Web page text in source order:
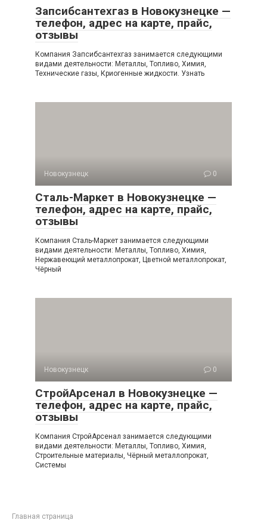
Запсибсантехгаз в Новокузнецке —
телефон, адрес на карте, прайс,
отзывы
Компания Запсибсантехгаз занимается следующими
видами деятельности: Металлы, Топливо, Химия,
Технические газы, Криогенные жидкости. Узнать
Новокузнецк 0
Сталь-Маркет в Новокузнецке —
телефон, адрес на карте, прайс,
отзывы
Компания Сталь-Маркет занимается следующими
видами деятельности: Металлы, Топливо, Химия,
Нержавеющий металлопрокат, Цветной металлопрокат,
Чёрный
Новокузнецк 0
СтройАрсенал в Новокузнецке —
телефон, адрес на карте, прайс,
отзывы
Компания СтройАрсенал занимается следующими
видами деятельности: Металлы, Топливо, Химия,
Строительные материалы, Чёрный металлопрокат,
Системы
Главная страница